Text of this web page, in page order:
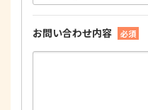
お問い合わせ内容 必須